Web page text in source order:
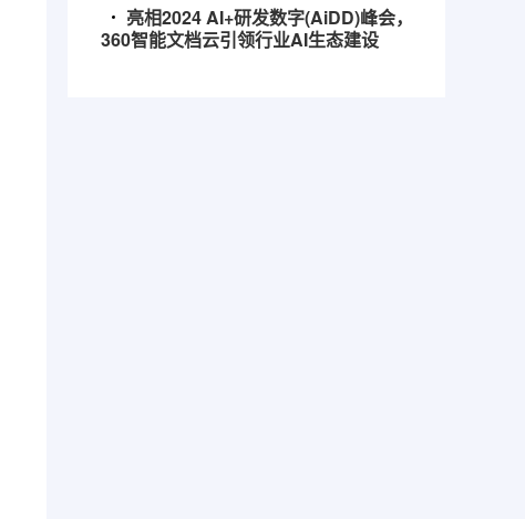
亮相2024 AI+研发数字(AiDD)峰会，
360智能文档云引领行业AI生态建设